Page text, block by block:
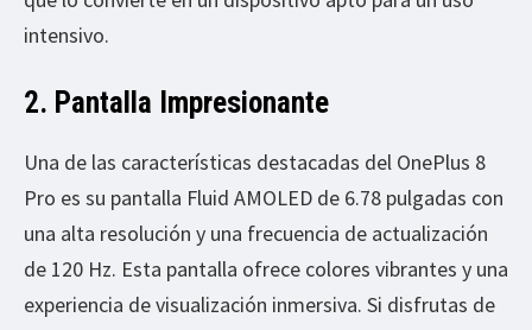
intensivo.
2. Pantalla Impresionante
Una de las características destacadas del OnePlus 8
Pro es su pantalla Fluid AMOLED de 6.78 pulgadas con
una alta resolución y una frecuencia de actualización
de 120 Hz. Esta pantalla ofrece colores vibrantes y una
experiencia de visualización inmersiva. Si disfrutas de